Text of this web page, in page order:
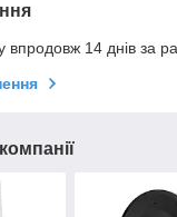
впродовж 14 днів за